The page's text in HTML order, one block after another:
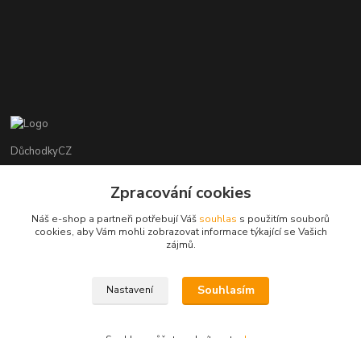
DůchodkyCZ
+420 412384749
objednavky@duchodky.cz
Zpracování cookies
Náš e-shop a partneři potřebují Váš souhlas s použitím souborů
cookies, aby Vám mohli zobrazovat informace týkající se Vašich
zájmů.
Nastavení Souhlasím